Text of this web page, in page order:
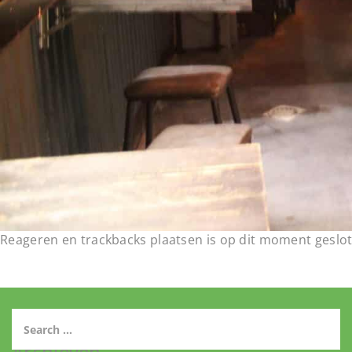
Reageren en trackbacks plaatsen is op dit moment